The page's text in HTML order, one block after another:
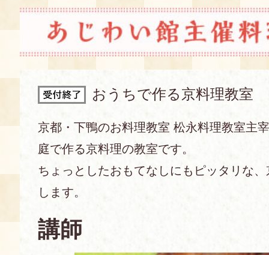
EN 中文
当館について
京の食文化について
おうちで作る京料理教室
京都・下鴨のお料理教室 松永料理教室主
庭で作る京料理の教室です。
ちょっとしたおもてなしにもピッタリな
します。
講師